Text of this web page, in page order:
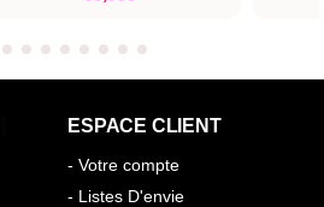
ESPACE CLIENT
- Votre compte
- Listes D'envie